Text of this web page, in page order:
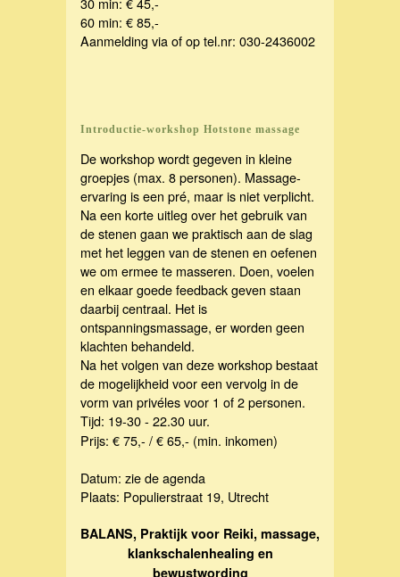
60 min: € 85,-
Aanmelding viaof op tel.nr: 030-2436002
Introductie-workshop Hotstone massage
De workshop wordt gegeven in kleine
groepjes (max. 8 personen). Massage-
ervaring is een pré, maar is niet verplicht.
Na een korte uitleg over het gebruik van
de stenen gaan we praktisch aan de slag
met het leggen van de stenen en oefenen
we om ermee te masseren. Doen, voelen
en elkaar goede feedback geven staan
daarbij centraal. Het is
ontspanningsmassage, er worden geen
klachten behandeld.
Na het volgen van deze workshop bestaat
de mogelijkheid voor een vervolg in de
vorm van privéles voor 1 of 2 personen.
Tijd: 19-30 - 22.30 uur.
Prijs: € 75,- /€65,- (min. inkomen)
Datum: zie de agenda
Plaats: Populierstraat 19, Utrecht
BALANS, Praktijk voor Reiki, massage,
klankschalenhealing en
bewustwording